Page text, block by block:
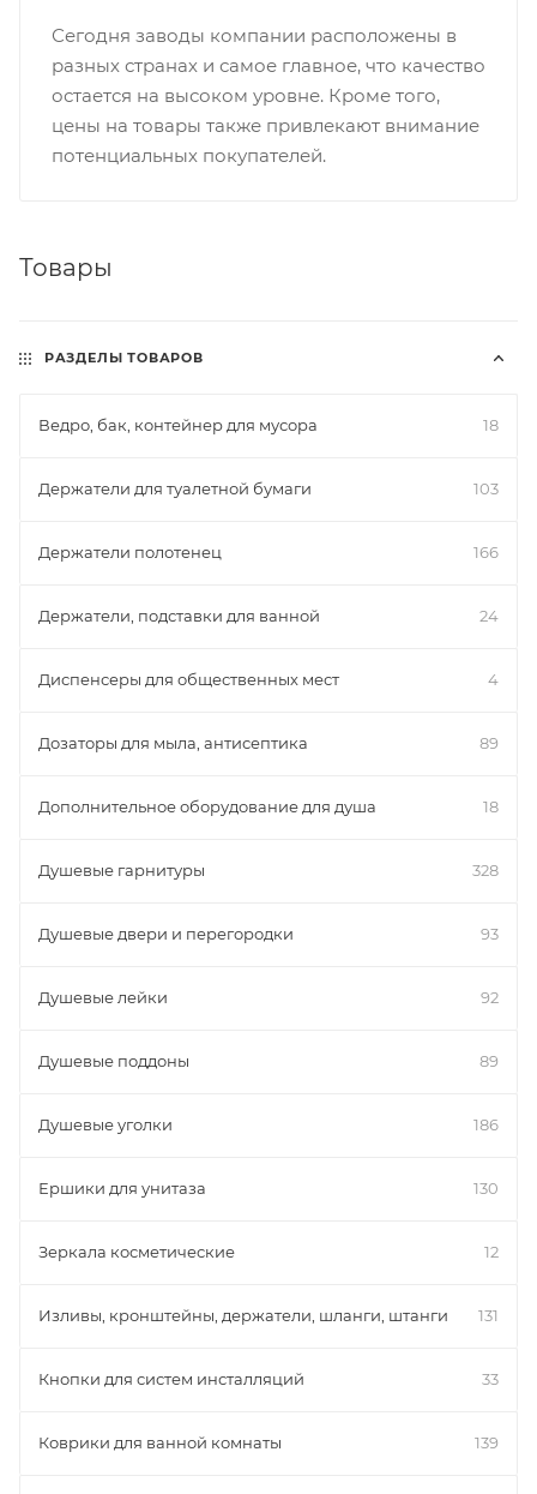
Сегодня заводы компании расположены в
разных странах и самое главное, что качество
остается на высоком уровне. Кроме того,
цены на товары также привлекают внимание
потенциальных покупателей.
Товары
РАЗДЕЛЫ ТОВАРОВ
Ведро, бак, контейнер для мусора 18
Держатели для туалетной бумаги 103
Держатели полотенец 166
Держатели, подставки для ванной 24
Диспенсеры для общественных мест 4
Дозаторы для мыла, антисептика 89
Дополнительное оборудование для душа 18
Душевые гарнитуры 328
Душевые двери и перегородки 93
Душевые лейки 92
Душевые поддоны 89
Душевые уголки 186
Ершики для унитаза 130
Зеркала косметические 12
Изливы, кронштейны, держатели, шланги, штанги 131
Кнопки для систем инсталляций 33
Коврики для ванной комнаты 139